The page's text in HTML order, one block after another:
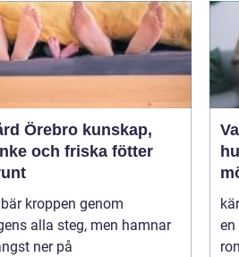
kunskap,
och friska fötter
kroppen genom
alla steg, men hamnar
ner på